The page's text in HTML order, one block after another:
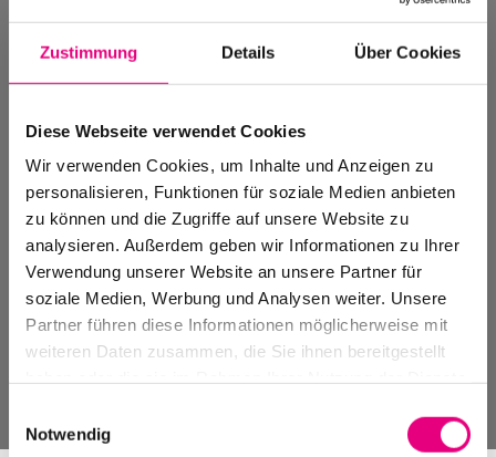
Zustimmung Details Über Cookies
Diese Webseite verwendet Cookies
Wir verwenden Cookies, um Inhalte und Anzeigen zu
personalisieren, Funktionen für soziale Medien anbieten
zu können und die Zugriffe auf unsere Website zu
analysieren. Außerdem geben wir Informationen zu Ihrer
Verwendung unserer Website an unsere Partner für
soziale Medien, Werbung und Analysen weiter. Unsere
Partner führen diese Informationen möglicherweise mit
weiteren Daten zusammen, die Sie ihnen bereitgestellt
Notwendig
Events Archive
Past events, festivals, and venues